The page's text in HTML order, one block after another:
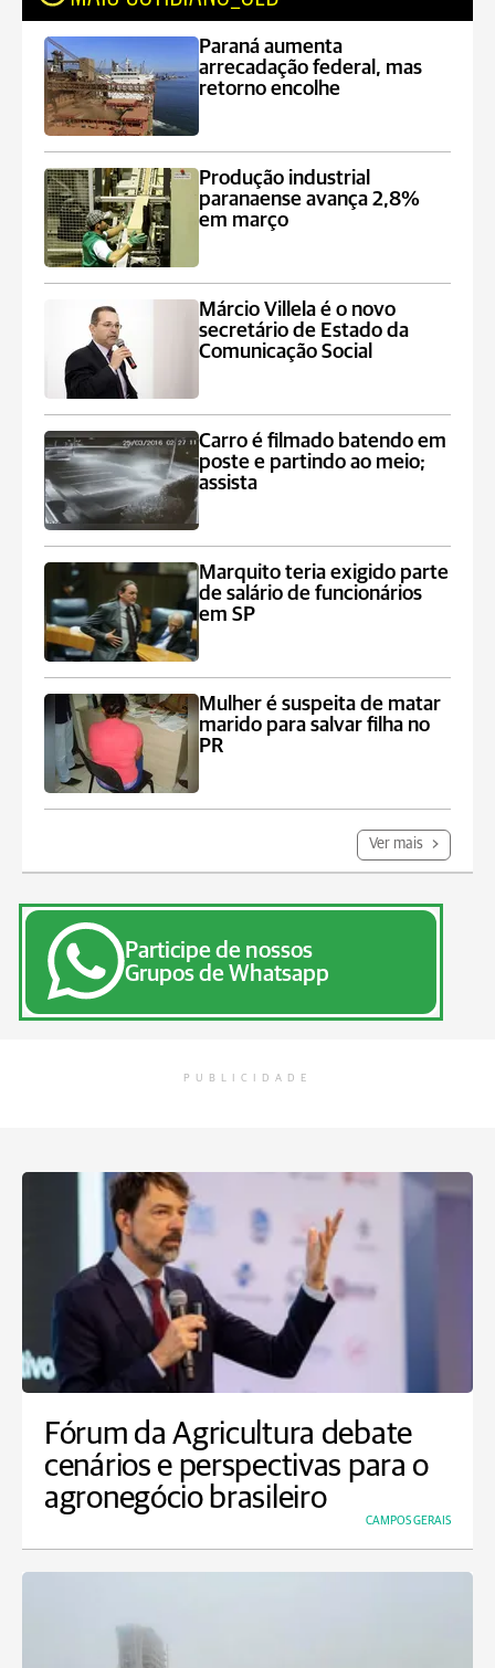
Paraná aumenta
arrecadação federal, mas
retorno encolhe
Produção industrial
paranaense avança 2,8%
em março
Márcio Villela é o novo
secretário de Estado da
Comunicação Social
Carro é filmado batendo em
poste e partindo ao meio;
assista
Marquito teria exigido parte
de salário de funcionários
em SP
Mulher é suspeita de matar
marido para salvar filha no
PR
Ver mais
Participe de nossos
Grupos de Whatsapp
PUBLICIDADE
Fórum da Agricultura debate
cenários e perspectivas para o
agronegócio brasileiro
CAMPOS GERAIS